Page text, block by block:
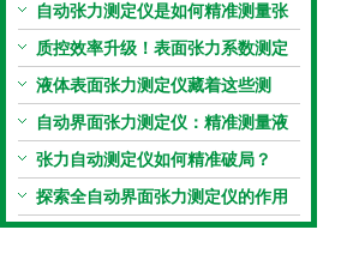
自动张力测定仪是如何精准测量张
力的？
质控效率升级！表面张力系数测定
仪真香警告
液体表面张力测定仪藏着这些测
定“小窍门”
自动界面张力测定仪：精准测量液
体界面张力的关键设备
张力自动测定仪如何精准破局？
探索全自动界面张力测定仪的作用